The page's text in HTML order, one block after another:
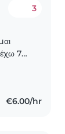
3
7
να
€6.00/hr